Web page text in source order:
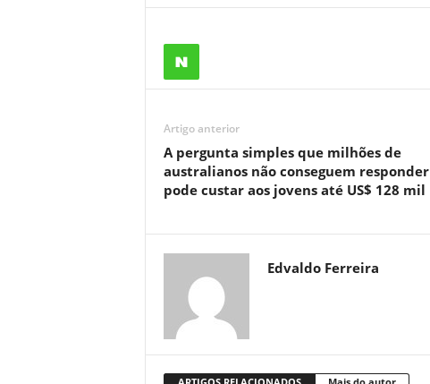
Artigo anterior
A pergunta simples que milhões de
australianos não conseguem responder
pode custar aos jovens até US$ 128 mil
Edvaldo Ferreira